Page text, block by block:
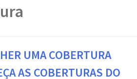
UMA COBERTURA
AS COBERTURAS DO